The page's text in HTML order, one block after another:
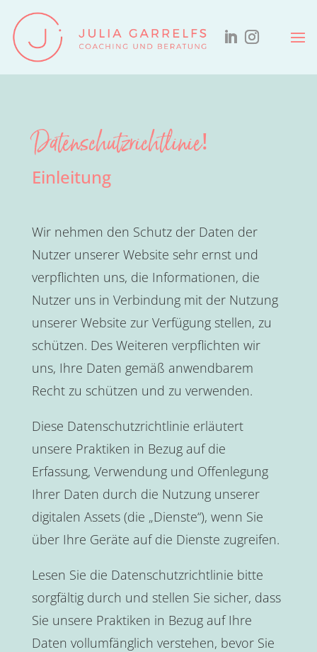
Datenschutzrichtlinie!
Einleitung
Wir nehmen den Schutz der Daten der
Nutzer unserer Website sehr ernst und
verpflichten uns, die Informationen, die
Nutzer uns in Verbindung mit der Nutzung
unserer Website zur Verfügung stellen, zu
schützen. Des Weiteren verpflichten wir
uns, Ihre Daten gemäß anwendbarem
Recht zu schützen und zu verwenden.
Diese Datenschutzrichtlinie erläutert
unsere Praktiken in Bezug auf die
Erfassung, Verwendung und Offenlegung
Ihrer Daten durch die Nutzung unserer
digitalen Assets (die „Dienste“), wenn Sie
über Ihre Geräte auf die Dienste zugreifen.
Lesen Sie die Datenschutzrichtlinie bitte
sorgfältig durch und stellen Sie sicher, dass
Sie unsere Praktiken in Bezug auf Ihre
Daten vollumfänglich verstehen, bevor Sie